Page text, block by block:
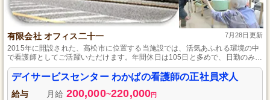
有限会社 オフィス二十一 7月28日更新
2015年に開設された、高松市に位置する当施設では、活気あふれる環境の中
で看護師としてご活躍いただけます。年間休日は105日と多めで、日勤のみの
シフト制なので、プライベートとのバランスも取りやすいです。ご利用者さ
まの健康管理や機能訓練指導をお任せし、働きやすさと充実したフォロー体
制も魅力的です。
デイサービスセンター わかばの看護師の正社員求人
給与 月給 200,000~220,000円